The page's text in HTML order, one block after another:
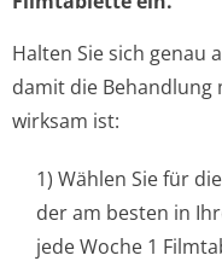
Halten Sie sich genau
damit die Behandlung
wirksam ist:
1) Wählen Sie für
der am besten in
jede Woche 1